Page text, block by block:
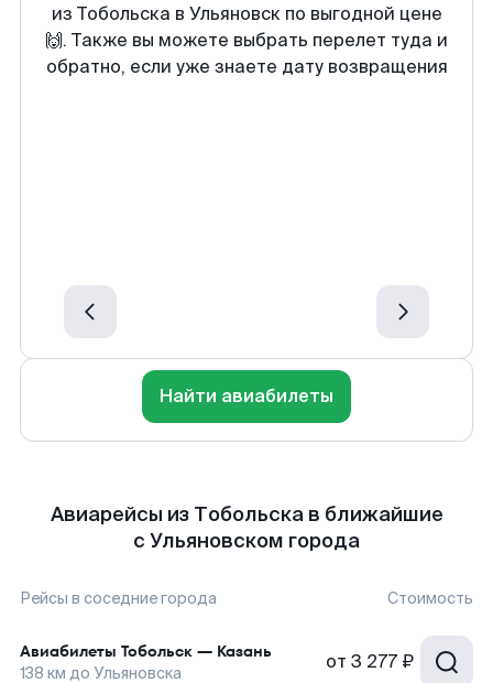
из Тобольска в Ульяновск по выгодной цене
🙌. Также вы можете выбрать перелет туда и
обратно, если уже знаете дату возвращения
Найти авиабилеты
Авиарейсы из Тобольска в ближайшие
с Ульяновском города
Рейсы в соседние города Стоимость
Авиабилеты Тобольск — Казань
138 км до Ульяновска от 3 277 ₽